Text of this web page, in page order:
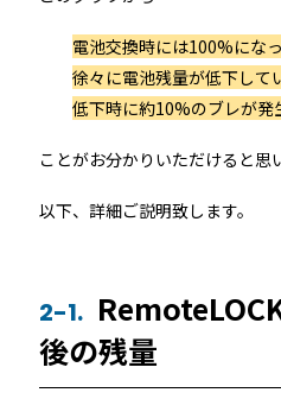
電池交換時には100%にな
徐々に電池残量が低下して
低下時に約10%のブレが発
ことがお分かりいただけると思
以下、詳細ご説明致します。
2-1.
後の残量
API連携
製品ラインナップ
RemoteLOCK 700i
RemoteLOCK 9j
利用事例トップ
事例一覧
宿泊施設
店舗
導入の流れ
料金
取付工事トップ
お役立ち記事